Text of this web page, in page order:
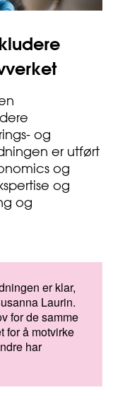
og
er utført
og
og
og
er klar,
Laurin.
for de samme
for å motvirke
har